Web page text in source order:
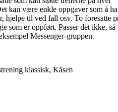
kan være enkle oppgaver som å ha
hjelpe til ved fall osv. To foresatte
som er oppført. Passer det ikke, så
Messenger-gruppen.
klassisk, Kåsen